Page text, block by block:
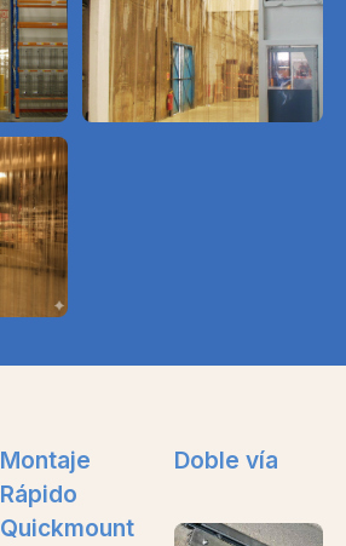
Montaje
Rápido
Quickmount
Doble vía